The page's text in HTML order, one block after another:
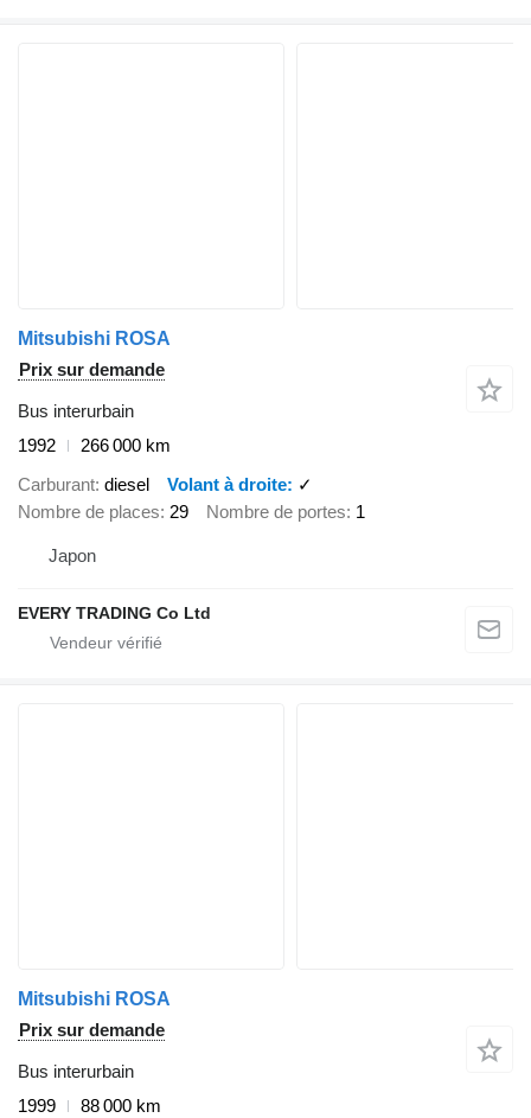
Mitsubishi ROSA
Prix sur demande
Bus interurbain
1992
266 000 km
Carburant diesel Volant à droite
✓
Nombre de places 29 Nombre de portes 1
Japon
EVERY TRADING Co Ltd
Mitsubishi ROSA
Prix sur demande
Bus interurbain
1999
88 000 km